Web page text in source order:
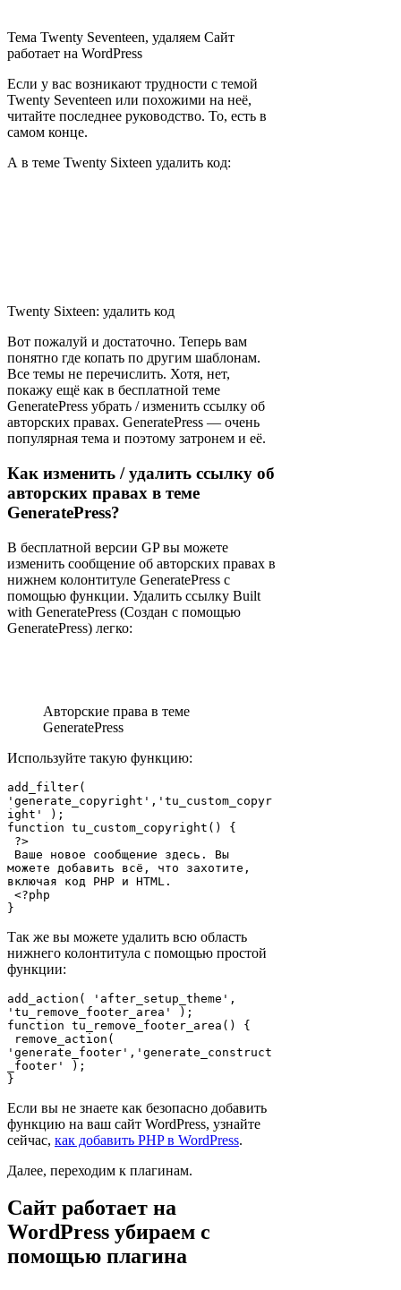
Тема Twenty Seventeen, удаляем Сайт
работает на WordPress
Если у вас возникают трудности с темой
Twenty Seventeen или похожими на неё,
читайте последнее руководство. То, есть в
самом конце.
А в теме Twenty Sixteen удалить код:
Twenty Sixteen: удалить код
Вот пожалуй и достаточно. Теперь вам
понятно где копать по другим шаблонам.
Все темы не перечислить. Хотя, нет,
покажу ещё как в бесплатной теме
GeneratePress убрать / изменить ссылку об
авторских правах. GeneratePress — очень
популярная тема и поэтому затронем и её.
Как изменить / удалить ссылку об
авторских правах в теме
GeneratePress?
В бесплатной версии GP вы можете
изменить сообщение об авторских правах в
нижнем колонтитуле GeneratePress с
помощью функции. Удалить ссылку Built
with GeneratePress (Создан с помощью
GeneratePress) легко:
Авторские права в теме
GeneratePress
Используйте такую функцию:
add_filter(
'generate_copyright','tu_custom_copyr
ight' );
function tu_custom_copyright() {
можете добавить всё, что захотите,
включая код PHP и HTML.
}
Так же вы можете удалить всю область
нижнего колонтитула с помощью простой
функции:
add_action( 'after_setup_theme',
'tu_remove_footer_area' );
function tu_remove_footer_area() {
'generate_footer','generate_construct
_footer' );
}
Если вы не знаете как безопасно добавить
функцию на ваш сайт WordPress, узнайте
сейчас, как добавить PHP в WordPress.
Далее, переходим к плагинам.
Сайт работает на
WordPress убираем с
помощью плагина